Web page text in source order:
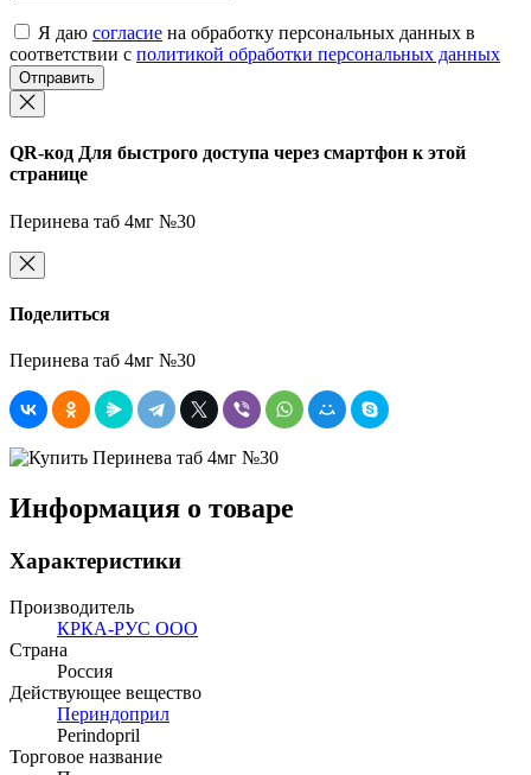
Я даю согласие на обработку персональных данных в
соответствии с политикой обработки персональных данных
Отправить
QR-код Для быстрого доступа через смартфон к этой
странице
Перинева таб 4мг №30
Поделиться
Перинева таб 4мг №30
Информация о товаре
Характеристики
Производитель
КРКА-РУС ООО
Страна
Россия
Действующее вещество
Периндоприл
Perindopril
Торговое название